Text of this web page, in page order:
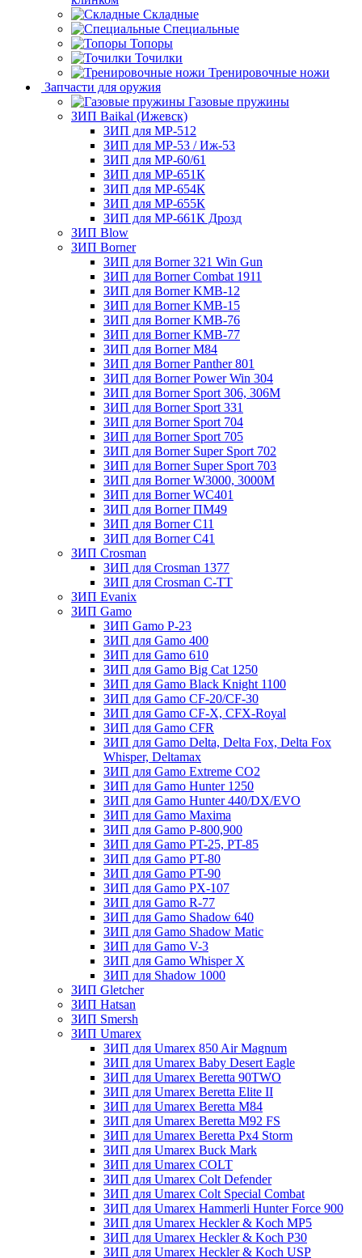
Складные
Специальные
Топоры
Точилки
Тренировочные ножи
Запчасти для оружия
Газовые пружины
ЗИП Baikal (Ижевск)
ЗИП для МР-512
ЗИП для МР-53 / Иж-53
ЗИП для МР-60/61
ЗИП для МР-651К
ЗИП для МР-654К
ЗИП для МР-655К
ЗИП для МР-661К Дрозд
ЗИП Blow
ЗИП Borner
ЗИП для Borner 321 Win Gun
ЗИП для Borner Combat 1911
ЗИП для Borner KMB-12
ЗИП для Borner KMB-15
ЗИП для Borner KMB-76
ЗИП для Borner KMB-77
ЗИП для Borner M84
ЗИП для Borner Panther 801
ЗИП для Borner Power Win 304
ЗИП для Borner Sport 306, 306M
ЗИП для Borner Sport 331
ЗИП для Borner Sport 704
ЗИП для Borner Sport 705
ЗИП для Borner Super Sport 702
ЗИП для Borner Super Sport 703
ЗИП для Borner W3000, 3000М
ЗИП для Borner WC401
ЗИП для Borner ПМ49
ЗИП для Borner С11
ЗИП для Borner С41
ЗИП Crosman
ЗИП для Crosman 1377
ЗИП для Crosman C-TT
ЗИП Evanix
ЗИП Gamo
ЗИП Gamo P-23
ЗИП для Gamo 400
ЗИП для Gamo 610
ЗИП для Gamo Big Cat 1250
ЗИП для Gamo Black Knight 1100
ЗИП для Gamo CF-20/CF-30
ЗИП для Gamo CF-X, CFX-Royal
ЗИП для Gamo CFR
ЗИП для Gamo Delta, Delta Fox, Delta Fox
Whisper, Deltamax
ЗИП для Gamo Extreme CO2
ЗИП для Gamo Hunter 1250
ЗИП для Gamo Hunter 440/DX/EVO
ЗИП для Gamo Maxima
ЗИП для Gamo P-800,900
ЗИП для Gamo PT-25, PT-85
ЗИП для Gamo PT-80
ЗИП для Gamo PT-90
ЗИП для Gamo PX-107
ЗИП для Gamo R-77
ЗИП для Gamo Shadow 640
ЗИП для Gamo Shadow Matic
ЗИП для Gamo V-3
ЗИП для Gamo Whisper X
ЗИП для Shadow 1000
ЗИП Gletcher
ЗИП Hatsan
ЗИП Smersh
ЗИП Umarex
ЗИП для Umarex 850 Air Magnum
ЗИП для Umarex Baby Desert Eagle
ЗИП для Umarex Beretta 90TWO
ЗИП для Umarex Beretta Elite II
ЗИП для Umarex Beretta M84
ЗИП для Umarex Beretta M92 FS
ЗИП для Umarex Beretta Px4 Storm
ЗИП для Umarex Buck Mark
ЗИП для Umarex COLT
ЗИП для Umarex Colt Defender
ЗИП для Umarex Colt Special Combat
ЗИП для Umarex Hammerli Hunter Force 900
ЗИП для Umarex Heckler & Koch MP5
ЗИП для Umarex Heckler & Koch P30
ЗИП для Umarex Heckler & Koch USP